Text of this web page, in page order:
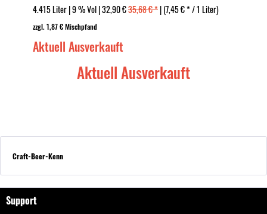
4.415 Liter | 9 % Vol | 32,90 €35,68 € *| (7,45 € * / 1 Liter)
zzgl. 1,87 € Mischpfand
Aktuell Ausverkauft
Aktuell Ausverkauft
Craft-Beer-Kenn
Support